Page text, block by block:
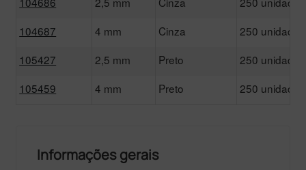
104687
4 mm Cinza
250 unidades
105427
2,5 mm Preto
250 unidades
105459
4 mm Preto 250 unidades
Informações gerais